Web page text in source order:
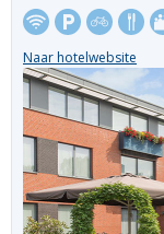
Naar hotelwebsite